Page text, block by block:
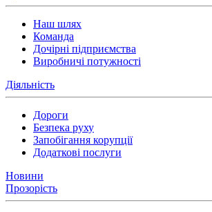
Наш шлях
Команда
Дочірні підприємства
Виробничі потужності
Діяльність
Дороги
Безпека руху
Запобігання корупції
Додаткові послуги
Новини
Прозорість